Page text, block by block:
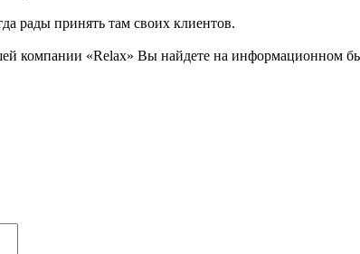
рады принять там своих клиентов.
«Relax» Вы найдете на информационном